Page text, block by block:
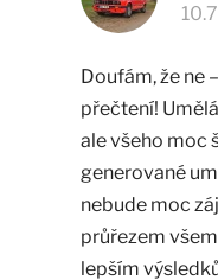
Doufám, že ne
přečtení!
ale všeho moc
generované
nebude moc
průřezem
lepším